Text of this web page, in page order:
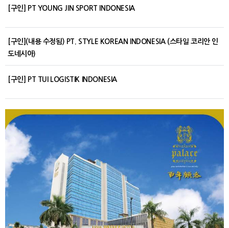
[구인] PT YOUNG JIN SPORT INDONESIA
[구인](내용 수정됨) PT. STYLE KOREAN INDONESIA (스타일 코리안 인
도네시아)
[구인] PT TUI LOGISTIK INDONESIA